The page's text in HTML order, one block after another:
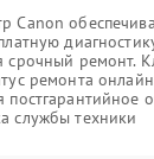
Canon
срочный ремонт.
ремонта
постгарантийное
службы техники